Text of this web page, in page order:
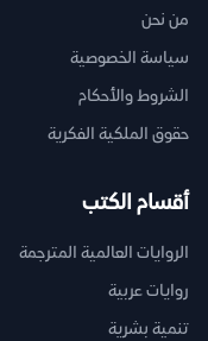
من نحن
سياسة الخصوصية
الشروط والأحكام
حقوق الملكية الفكرية
أقسام الكتب
الروايات العالمية المترجمة
روايات عربية
تنمية بشرية